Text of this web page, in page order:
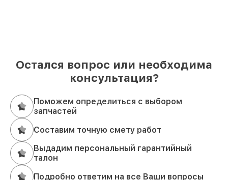
Остался вопрос или необходима
консультация?
Поможем определиться с выбором
запчастей
Составим точную смету работ
Выдадим персональный гарантийный
талон
Подробно ответим на все Ваши вопросы